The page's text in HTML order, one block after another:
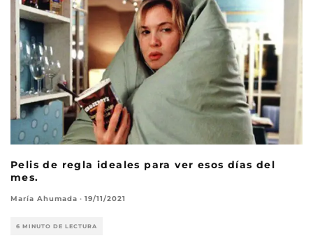
Pelis de regla ideales para ver esos días del
mes.
María Ahumada · 19/11/2021
6 MINUTO DE LECTURA